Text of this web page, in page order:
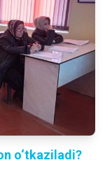
o‘tkaziladi?